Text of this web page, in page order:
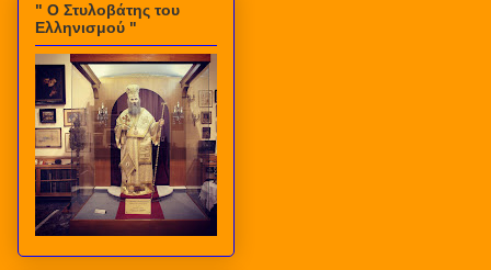
" Ο Στυλοβάτης του
Ελληνισμού "